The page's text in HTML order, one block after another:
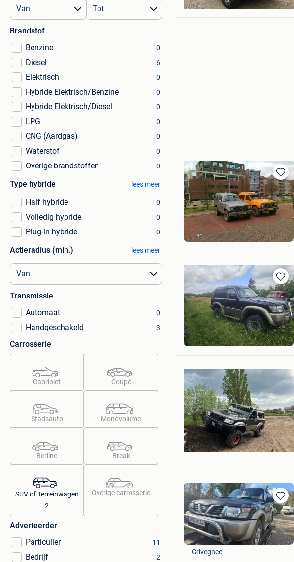
Brandstof
Benzine
0
Diesel 6
Elektrisch 0
Hybride Elektrisch/Benzine 0
Hybride Elektrisch/Diesel 0
LPG 0
CNG (Aardgas) 0
Waterstof 0
Overige brandstoffen 0
Type hybride lees meer
Half hybride 0
Volledig hybride 0
Plug-in hybride 0
Actieradius (min.) lees meer
Transmissie
Automaat
0
Handgeschakeld 3
Carrosserie
Cabriolet Coupé
Stadsauto Monovolume
Berline Break
SUV of Terreinwagen
2
Overige carrosserie
Adverteerder
Particulier
11
Bedrijf 2
Bocholt
Bewaren
in
Mijn
Bedrijfswagens Kessel
Bree
Bewaren
in
Mijn
Brian
Brecht
Mijn
BONO
Destelbergen
Bewaren
in
Mijn
Marc
Grivegnee